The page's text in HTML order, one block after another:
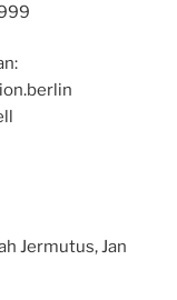
Jermutus, Jan